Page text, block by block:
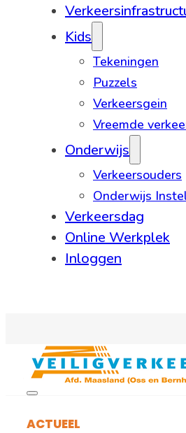
Kids
Tekeningen
Puzzels
Verkeersgein
Vreemde
Onderwijs
Verkeersouders
Onderwijs
Verkeersdag
Online Werkplek
Inloggen
ACTUEEL